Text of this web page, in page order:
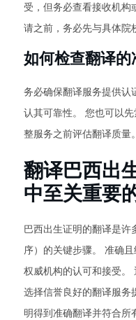
受，但务必查看接收机构
请之前，务必先与具体院
如何检查翻译的
务必确保翻译服务提供认
认其可靠性。 您也可以
整服务之前评估翻译质量。
翻译巴西出
中至关重要
巴西出生证明的翻译是许
序）的关键步骤。 准确
权威机构的认可和接受。
选择信誉良好的翻译服务
明得到准确翻译并符合所